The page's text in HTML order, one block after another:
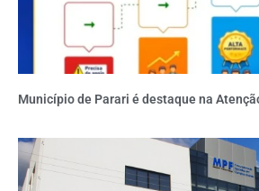
Município de Parari é destaque na